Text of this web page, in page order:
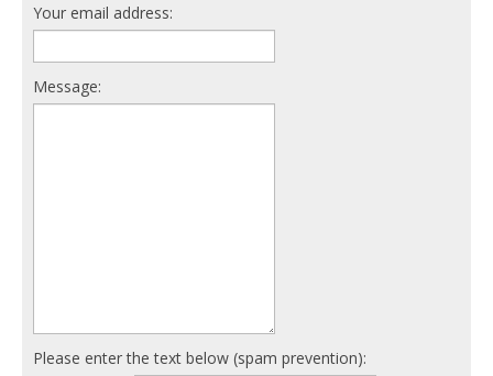
Your email address:
Message:
Please enter the text below (spam prevention):